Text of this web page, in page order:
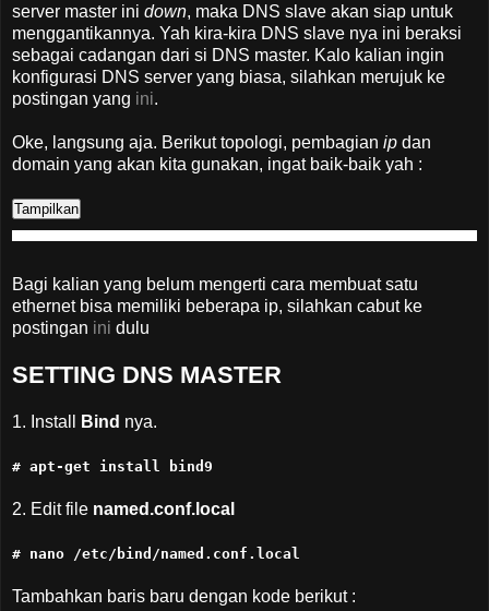
server master ini down, maka DNS slave akan siap untuk
menggantikannya. Yah kira-kira DNS slave nya ini beraksi
sebagai cadangan dari si DNS master. Kalo kalian ingin
konfigurasi DNS server yang biasa, silahkan merujuk ke
postingan yang ini.
Oke, langsung aja. Berikut topologi, pembagian ip dan
domain yang akan kita gunakan, ingat baik-baik yah :
Bagi kalian yang belum mengerti cara membuat satu
ethernet bisa memiliki beberapa ip, silahkan cabut ke
postingan ini dulu
SETTING DNS MASTER
1. Install Bind nya.
# apt-get install bind9
2. Edit file named.conf.local
# nano /etc/bind/named.conf.local
Tambahkan baris baru dengan kode berikut :